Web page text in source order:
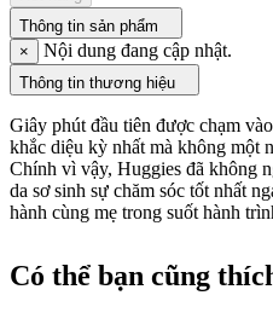
Thông tin sản phẩm
×
Nội dung đang cập nhật.
Thông tin thương hiệu
Giây phút đầu tiên được chạm
khắc diệu kỳ nhất mà không một
Chính vì vậy, Huggies đã không
da sơ sinh sự chăm sóc tốt nhất
hành cùng mẹ trong suốt hành
Có thể bạn cũng